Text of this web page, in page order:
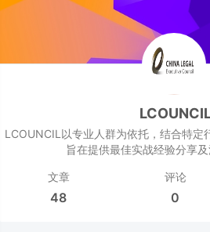
LCOUNCIL以专业人群为依托，结合特定
旨在提供最佳实战经验分享及
文章
48
评论
0